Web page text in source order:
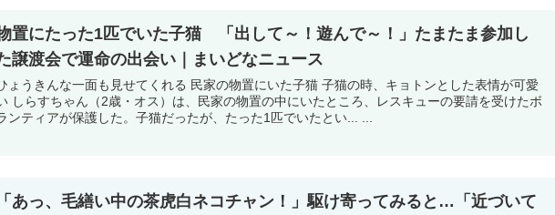
置にたった1匹でいた子猫 「出して～！遊んで～！」たまたま参加し
譲渡会で運命の出会い｜まいどなニュース
ょうきんな一面も見せてくれる 民家の物置にいた子猫 子猫の時、キョトンとした表情が可愛
しらすちゃん（2歳・オス）は、民家の物置の中にいたところ、レスキューの要請を受けたボ
ンティアが保護した。子猫だったが、たった1匹でいたとい... ...
「あっ、毛繕い中の茶虎白ネコチャン！」駆け寄ってみると…「近づいて